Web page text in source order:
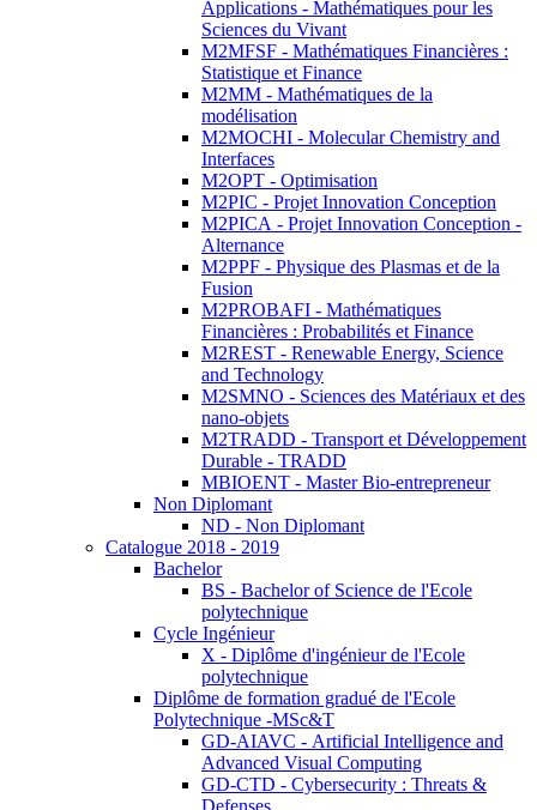
Applications - Mathématiques pour les
Sciences du Vivant
M2MFSF - Mathématiques Financières :
Statistique et Finance
M2MM - Mathématiques de la
modélisation
M2MOCHI - Molecular Chemistry and
Interfaces
M2OPT - Optimisation
M2PIC - Projet Innovation Conception
M2PICA - Projet Innovation Conception -
Alternance
M2PPF - Physique des Plasmas et de la
Fusion
M2PROBAFI - Mathématiques
Financières : Probabilités et Finance
M2REST - Renewable Energy, Science
and Technology
M2SMNO - Sciences des Matériaux et des
nano-objets
M2TRADD - Transport et Développement
Durable - TRADD
MBIOENT - Master Bio-entrepreneur
Non Diplomant
ND - Non Diplomant
Catalogue 2018 - 2019
Bachelor
BS - Bachelor of Science de l'Ecole
polytechnique
Cycle Ingénieur
X - Diplôme d'ingénieur de l'Ecole
polytechnique
Diplôme de formation gradué de l'Ecole
Polytechnique -MSc&T
GD-AIAVC - Artificial Intelligence and
Advanced Visual Computing
GD-CTD - Cybersecurity : Threats &
Defenses